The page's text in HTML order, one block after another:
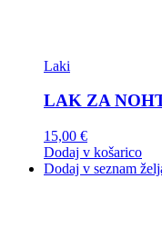
Laki
LAK ZA
15,00 €
Dodaj v košarico
Dodaj v seznam